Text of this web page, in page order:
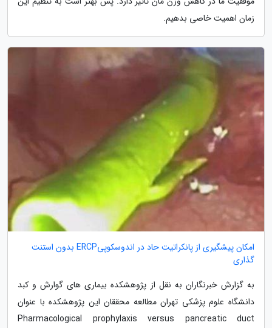
زمان اهمیت خاصی بدهیم.
امکان پیشگیری از پانکراتیت حاد در اندوسکوپیERCP بدون استنت
گذاری
به گزارش خبرنگاران به نقل از پژوهشکده بیماری های گوارش و کبد
دانشگاه علوم پزشکی تهران مطالعه محققان این پژوهشکده با عنوان
Pharmacological prophylaxis versus pancreatic duct